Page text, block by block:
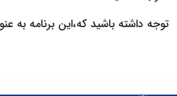
توجه داشته باشید که،این برنامه